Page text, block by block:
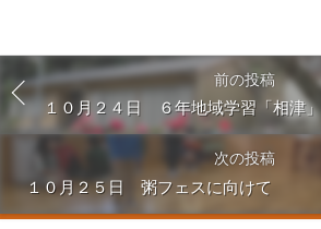
前の投稿
１０月２４日 ６年地域学習「相津」
次の投稿
１０月２５日 粥フェスに向けて